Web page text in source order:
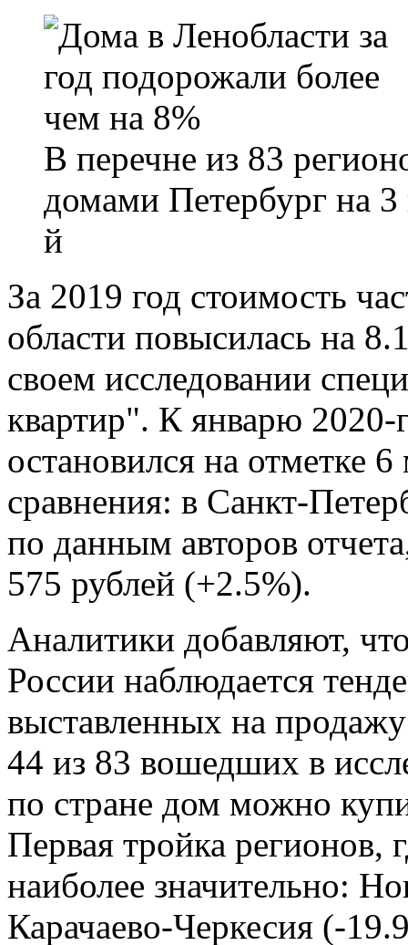
В перечне из 83
домами Петербург на
й
За 2019 год стоимость
области повысилась на
своем исследовании
квартир". К январю 2020-
остановился на отметке
сравнения: в Санкт-
по данным авторов
575 рублей (+2.5%).
Аналитики добавляют,
России наблюдается
выставленных на
44 из 83 вошедших в
по стране дом можно
Первая тройка регионов,
наиболее значительно:
Карачаево-Черкесия (-